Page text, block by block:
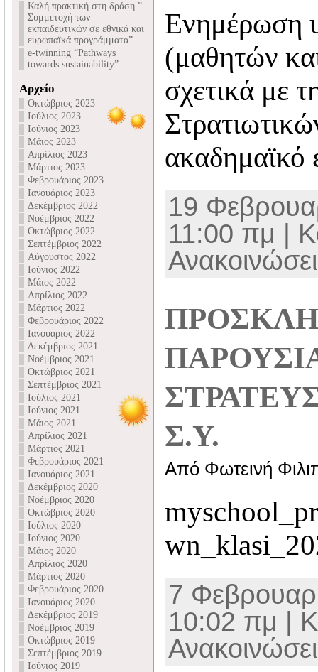
Καλή πρακτική στη δράση ”
Συμμετοχή των
εκπαιδευτικών σε εθνικά και
ευρωπαϊκά προγράμματα”
e-twinning “Pathways
towards sustainability”
Αρχείο
Οκτώβριος 2023
Ιούλιος 2023
Ιούνιος 2023
Μάιος 2023
Απρίλιος 2023
Μάρτιος 2023
Φεβρουάριος 2023
Ιανουάριος 2023
Δεκέμβριος 2022
Νοέμβριος 2022
Οκτώβριος 2022
Σεπτέμβριος 2022
Αύγουστος 2022
Ιούνιος 2022
Μάιος 2022
Απρίλιος 2022
Μάρτιος 2022
Φεβρουάριος 2022
Ιανουάριος 2022
Δεκέμβριος 2021
Νοέμβριος 2021
Οκτώβριος 2021
Σεπτέμβριος 2021
Ιούλιος 2021
Ιούνιος 2021
Μάιος 2021
Απρίλιος 2021
Μάρτιος 2021
Φεβρουάριος 2021
Ιανουάριος 2021
Δεκέμβριος 2020
Νοέμβριος 2020
Οκτώβριος 2020
Ιούλιος 2020
Ιούνιος 2020
Μάιος 2020
Απρίλιος 2020
Μάρτιος 2020
Φεβρουάριος 2020
Ιανουάριος 2020
Δεκέμβριος 2019
Νοέμβριος 2019
Οκτώβριος 2019
Σεπτέμβριος 2019
Ιούνιος 2019
Ενημέρωση
(μαθητών
σχετικά με
ακαδημαϊκό
19
11:00 πμ |
Σ.Υ.
Από Φωτεινή
7
10:02 πμ |